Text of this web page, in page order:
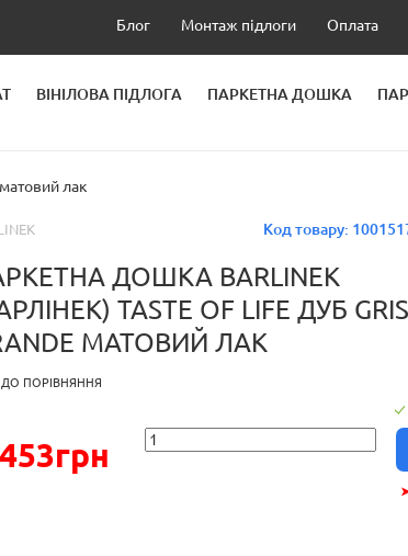
Блог Монтаж підлоги Оплата
ВІНІЛОВА ПІДЛОГА ПАРКЕТНА ДОШКА
лак
Код товару:
ДОШКА BARLINEK
TASTE OF LIFE ДУБ
МАТОВИЙ ЛАК
ДО ПОРІВНЯННЯ